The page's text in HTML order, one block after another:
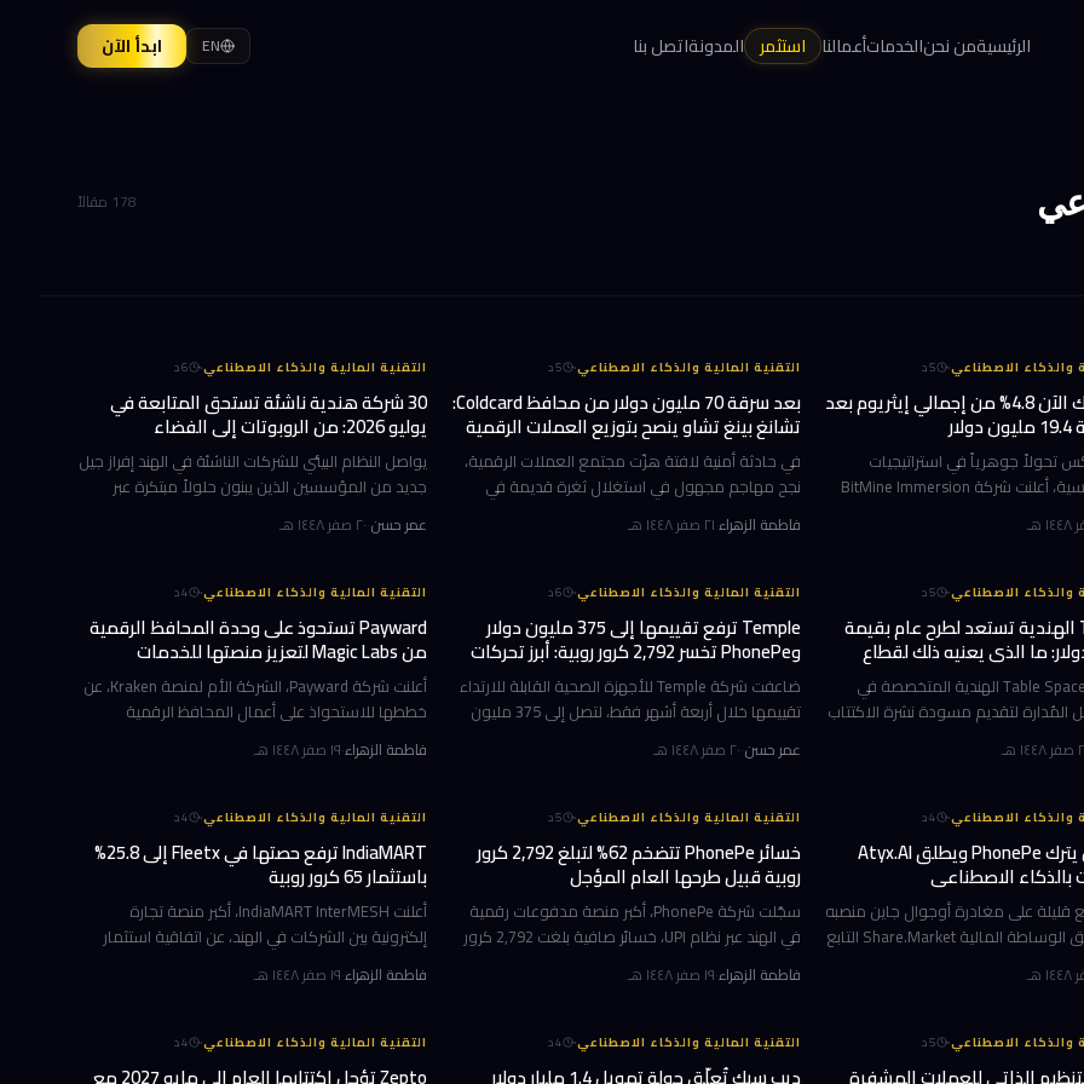
الرئيسيةمن نحنالخدماتأعمالنا استثمر المدونةاتصل بنا EN ابدأ الآن
178 مقالاً
والذكاء الاصطناعي·
5د
بيتماين تمتلك الآن 4.8% من إجمالي إيثريوم بعد
جوهرياً في استراتيجيات
الخزينة المؤسسية، أعلنت شركة BitMine Immersion
التقنية المالية والذكاء الاصطناعي·
5د
بعد سرقة 70 مليون دولار من محافظ Coldcard:
تشانغ بينغ تشاو ينصح بتوزيع العملات الرقمية
على محافظ متعددة
في حادثة أمنية لافتة هزّت مجتمع العملات الرقمية،
نجح مهاجم مجهول في استغلال ثغرة قديمة في
فاطمة الزهراء·٢١ صفر ١٤٤٨ هـ
التقنية المالية والذكاء الاصطناعي·
6د
30 شركة هندية ناشئة تستحق المتابعة في
يوليو 2026: من الروبوتات إلى الفضاء
يواصل النظام البيئي للشركات الناشئة في الهند إفراز جيل
جديد من المؤسسين الذين يبنون حلولاً مبتكرة عبر
والزراعة والسيارات الكهربائية والتقنيات الصحية.
عمر حسن·٢٠ صفر ١٤٤٨ هـ
والذكاء الاصطناعي·
5د
Table Space الهندية تستعد لطرح عام بقيمة
دولار: ما الذي يعنيه ذلك لقطاع
المرنة؟تستعد شركة Table Space الهندية المتخصصة في
لتقديم مسودة نشرة الاكتتاب
هـ
التقنية المالية والذكاء الاصطناعي·
6د
Temple ترفع تقييمها إلى 375 مليون دولار
وPhonePe تخسر 2,792 كرور روبية: أبرز تحركات
التكنولوجيا المالية ضاعفت شركة Temple للأجهزة الصحية القابلة للارتداء
تقييمها خلال أربعة أشهر فقط، لتصل إلى 375 مليون
الموظفين. في المقابل، كشفت عملاقة المدفوعات
عمر حسن·٢٠ صفر ١٤٤٨ هـ
التقنية المالية والذكاء الاصطناعي·
4د
Payward تستحوذ على وحدة المحافظ الرقمية
من Magic Labs لتعزيز منصتها للخدمات
المؤسسية
أعلنت شركة Payward، الشركة الأم لمنصة Kraken، عن
خططها للاستحواذ على أعمال المحافظ الرقمية
Labs، في خطوة تهدف إلى توسيع منصتها المؤسسية
فاطمة الزهراء·١٩ صفر ١٤٤٨ هـ
والذكاء الاصطناعي·
4د
أوجوال جاين يترك PhonePe ويطلق Atyx.AI
بالذكاء الاصطناعي
قليلة على مغادرة أوجوال جاين منصبه
في قيادة تطبيق الوساطة المالية Share.Market التابع
التقنية المالية والذكاء الاصطناعي·
5د
خسائر PhonePe تتضخم 62% لتبلغ 2,792 كرور
روبية قبيل طرحها العام المؤجل
سجّلت شركة PhonePe، أكبر منصة مدفوعات رقمية
في الهند عبر نظام UPI، خسائر صافية بلغت 2,792 كرور
فاطمة الزهراء·١٩ صفر ١٤٤٨ هـ
التقنية المالية والذكاء الاصطناعي·
4د
IndiaMART ترفع حصتها في Fleetx إلى 25.8%
باستثمار 65 كرور روبية
أعلنت IndiaMART InterMESH، أكبر منصة تجارة
إلكترونية بين الشركات في الهند، عن اتفاقية استثمار
دولار) في شركة Fleetx الناشئة المتخصصة في برمجيات
فاطمة الزهراء·١٩ صفر ١٤٤٨ هـ
والذكاء الاصطناعي·
5د التقنية المالية والذكاء الاصطناعي·
4د التقنية المالية والذكاء الاصطناعي·
4د